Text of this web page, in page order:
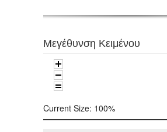
Μεγέθυνση Κειμένου
Current Size: 100%